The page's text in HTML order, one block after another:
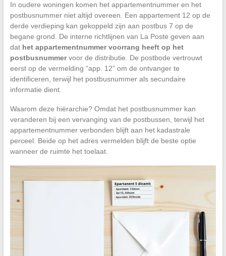
In oudere woningen komen het appartementnummer en het
postbusnummer niet altijd overeen. Een appartement 12 op de
derde verdieping kan gekoppeld zijn aan postbus 7 op de
begane grond. De interne richtlijnen van La Poste geven aan
dat het appartementnummer voorrang heeft op het
postbusnummervoor de distributie. De postbode vertrouwt
eerst op de vermelding “app. 12” om de ontvanger te
identificeren, terwijl het postbusnummer als secundaire
informatie dient.
Waarom deze hiërarchie? Omdat het postbusnummer kan
veranderen bij een vervanging van de postbussen, terwijl het
appartementnummer verbonden blijft aan het kadastrale
perceel. Beide op het adres vermelden blijft de beste optie
wanneer de ruimte het toelaat.